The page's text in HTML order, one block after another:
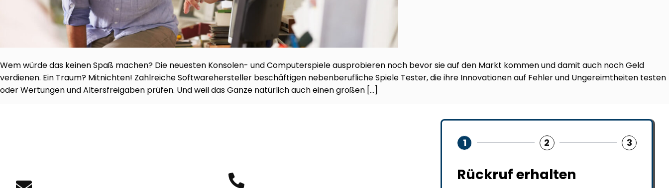
Wem würde das keinen Spaß machen? Die neuesten Konsolen- und Computerspiele ausprobieren noch bevor sie auf den Markt kommen und damit auch noch Geld
verdienen. Ein Traum? Mitnichten! Zahlreiche Softwarehersteller beschäftigen nebenberufliche Spiele Tester, die ihre Innovationen auf Fehler und Ungereimtheiten testen
oder Wertungen und Altersfreigaben prüfen. Und weil das Ganze natürlich auch einen großen […]
1 2 3
Rückruf erhalten